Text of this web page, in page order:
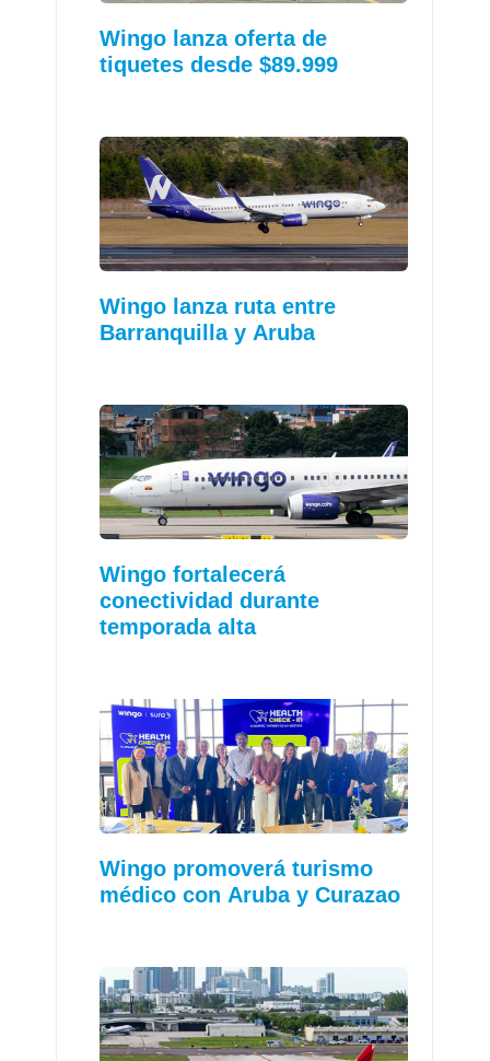
Wingo lanza oferta de
tiquetes desde $89.999
Wingo lanza ruta entre
Barranquilla y Aruba
Wingo fortalecerá
conectividad durante
temporada alta
Wingo promoverá turismo
médico con Aruba y Curazao